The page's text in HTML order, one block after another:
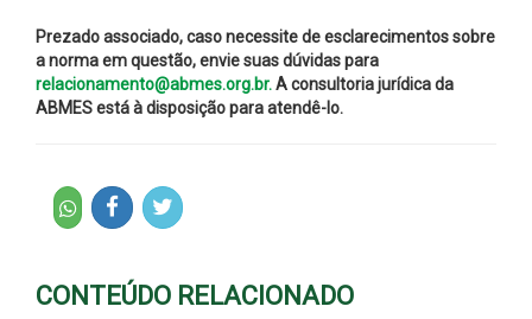
Prezado associado, caso necessite de esclarecimentos sobre
a norma em questão, envie suas dúvidas para
relacionamento@abmes.org.br.A consultoria jurídica da
ABMES está à disposição para atendê-lo.
CONTEÚDO RELACIONADO